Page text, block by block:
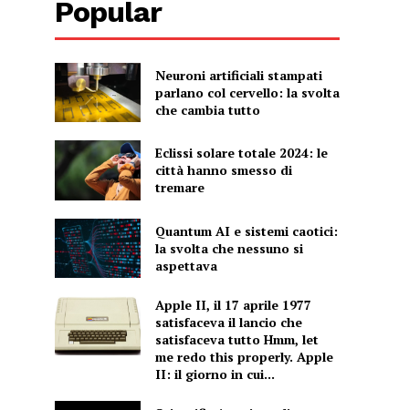
Popular
Neuroni artificiali stampati
parlano col cervello: la svolta
che cambia tutto
Eclissi solare totale 2024: le
città hanno smesso di
tremare
Quantum AI e sistemi caotici:
la svolta che nessuno si
aspettava
Apple II, il 17 aprile 1977
satisfaceva il lancio che
satisfaceva tutto Hmm, let
me redo this properly. Apple
II: il giorno in cui...